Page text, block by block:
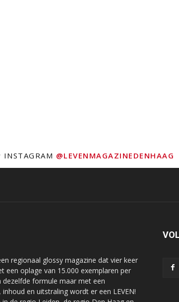
INSTAGRAM @LEVENMAGAZINEDENHAAG
regionaal glossy magazine dat vier keer
een oplage van 15.000 exemplaren per
dezelfde formule maar met een
en uitstraling wordt er een LEVEN!